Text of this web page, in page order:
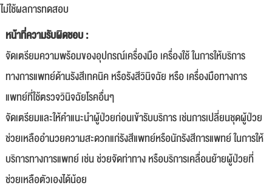
ม่ใช้ผลการทดสอบ
หน้าที่ความรับผิดชอบ :
จัดเตรียมความพร้อมของอุปกรณ์เครื่องมือ เครื่องใช้ ในการให้บริการ
ทางการแพทย์ด้านรังสีเทคนิค หรือรังสีวินิจฉัย หรือ เครื่องมือทางการ
แพทย์ที่ใช้ตรวจวินิจฉัยโรคอื่นๆ
จัดเตรียมและให้คำแนะนำผู้ป่วยก่อนเข้ารับบริการ เช่นการเปลี่ยนชุดผู้ป่วย
ช่วยเหลืออำนวยความสะดวกแก่รังสีแพทย์หรือนักรังสีการแพทย์ ในการให้
บริการทางการแพทย์ เช่น ช่วยจัดท่าทาง หรือบริการเคลื่อนย้ายผู้ป่วยที่
ช่วยเหลือตัวเองได้น้อย